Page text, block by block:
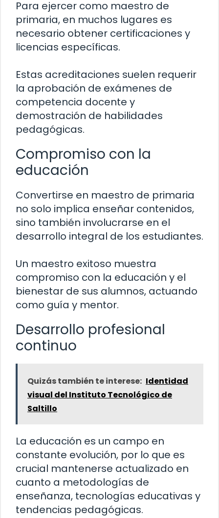
Para ejercer como maestro de
primaria, en muchos lugares es
necesario obtener certificaciones y
licencias específicas.
Estas acreditaciones suelen requerir
la aprobación de exámenes de
competencia docente y
demostración de habilidades
pedagógicas.
Compromiso con la
educación
Convertirse en maestro de primaria
no solo implica enseñar contenidos,
sino también involucrarse en el
desarrollo integral de los estudiantes.
Un maestro exitoso muestra
compromiso con la educación y el
bienestar de sus alumnos, actuando
como guía y mentor.
Desarrollo profesional
continuo
Quizás también te interese: Identidad
visual del Instituto Tecnológico de
Saltillo
La educación es un campo en
constante evolución, por lo que es
crucial mantenerse actualizado en
cuanto a metodologías de
enseñanza, tecnologías educativas y
tendencias pedagógicas.